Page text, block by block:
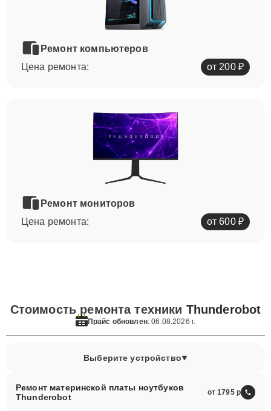
Ремонт компьютеров
Цена ремонта:
от 200 ₽
Ремонт мониторов
Цена ремонта:
от 600 ₽
Стоимость ремонта техники Thunderobot
Прайс обновлен: 06.08.2026 г.
Выберите устройство
Ремонт материнской платы ноутбуков
Thunderobot
от 1795